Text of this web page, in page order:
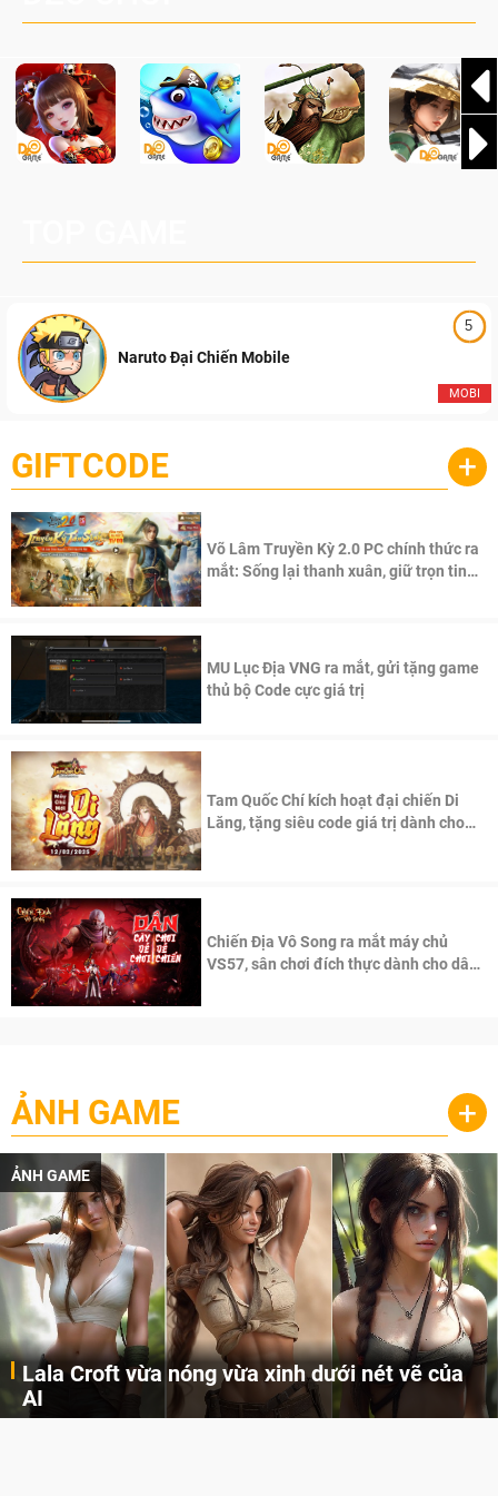
5
MOBI
Naruto Đại Chiến Mobile
GIFTCODE +
Võ Lâm Truyền Kỳ 2.0 PC chính thức ra
mắt: Sống lại thanh xuân, giữ trọn tinh
MU Lục Địa VNG ra mắt, gửi tặng game
thủ bộ Code cực giá trị
Tam Quốc Chí kích hoạt đại chiến Di
Lăng, tặng siêu code giá trị dành cho
Chiến Địa Vô Song ra mắt máy chủ
VS57, sân chơi đích thực dành cho dân
ẢNH GAME +
ẢNH GAME
Lala Croft vừa nóng vừa xinh dưới nét vẽ của
AI